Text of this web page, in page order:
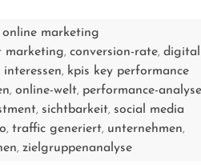
online marketing
marketing, conversion-rate, digital
interessen, kpis key performance
,online-welt, performance-
, sichtbarkeit, social media
, traffic generiert, unternehmen,
,zielgruppenanalyse